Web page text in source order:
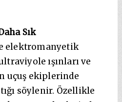
Sık
elektromanyetik
ışınları ve
uçuş ekiplerinde
söylenir. Özellikle